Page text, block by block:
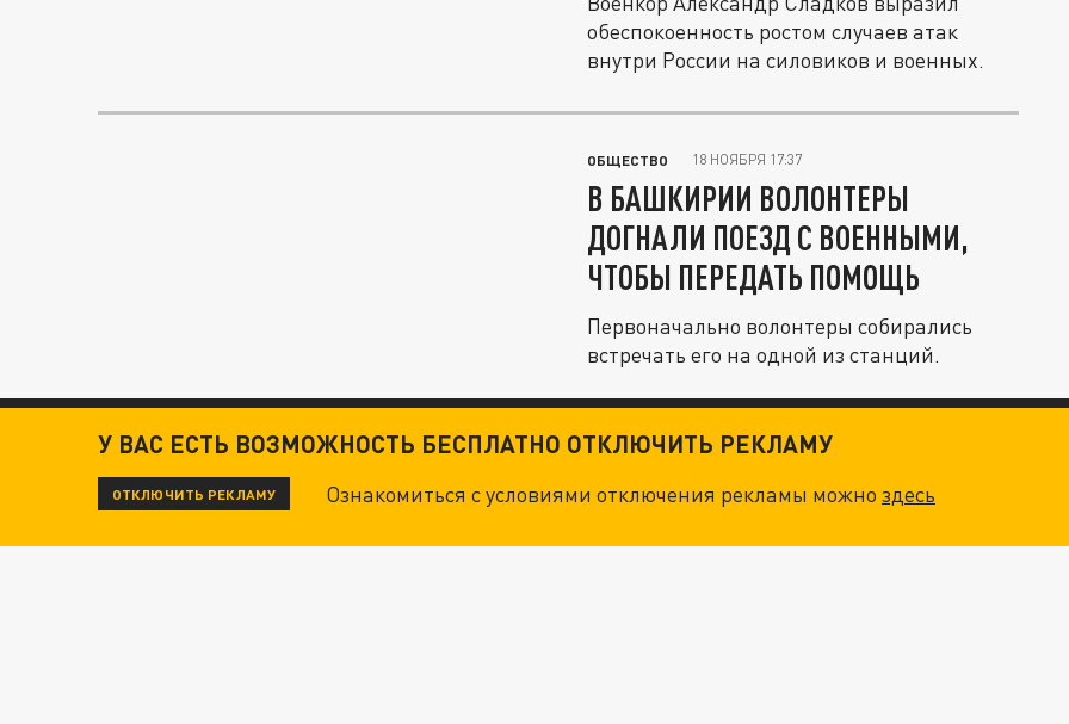
обеспокоенность ростом случаев атак
внутри России на силовиков и военных.
ОБЩЕСТВО 18 НОЯБРЯ 17:37
В БАШКИРИИ ВОЛОНТЕРЫ
ДОГНАЛИ ПОЕЗД С ВОЕННЫМИ,
ЧТОБЫ ПЕРЕДАТЬ ПОМОЩЬ
Первоначально волонтеры собирались
встречать его на одной из станций.
У ВАС ЕСТЬ ВОЗМОЖНОСТЬ БЕСПЛАТНО ОТКЛЮЧИТЬ РЕКЛАМУ
ОТКЛЮЧИТЬ РЕКЛАМУ Ознакомиться с условиями отключения рекламы можноздесь